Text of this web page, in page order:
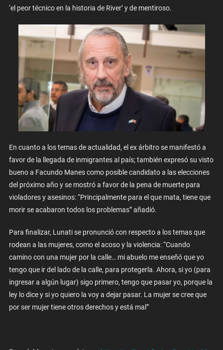
‘el peor técnico en la historia de River’ y de mentiroso.
En cuanto a los temas de actualidad, el ex árbitro se manifestó a
favor de la llegada de inmigrantes al país; también expresó su visto
bueno a Facundo Manes como posible candidato a las elecciones
del próximo año y se mostró a favor de la pena de muerte para
violadores y asesinos: “Principalmente para el que mata, tiene que
morir se acabaron todos los problemas” añadió.
Para finalizar, Lunati se pronunció con respecto a los temas que
rodean a las mujeres, como el acoso y la violencia: “Cuando
camino con una mujer por la calle… mi abuelo me enseñó que yo
tengo que ir del lado de la calle, para protegerla. Ahora, si yo (para
ingresar a algún lugar) sigo primero, tengo que pasar yo, porque la
ley lo dice y si yo quiero la voy a dejar pasar. La mujer se cree que
por ser mujer tiene otros derechos y está mal”